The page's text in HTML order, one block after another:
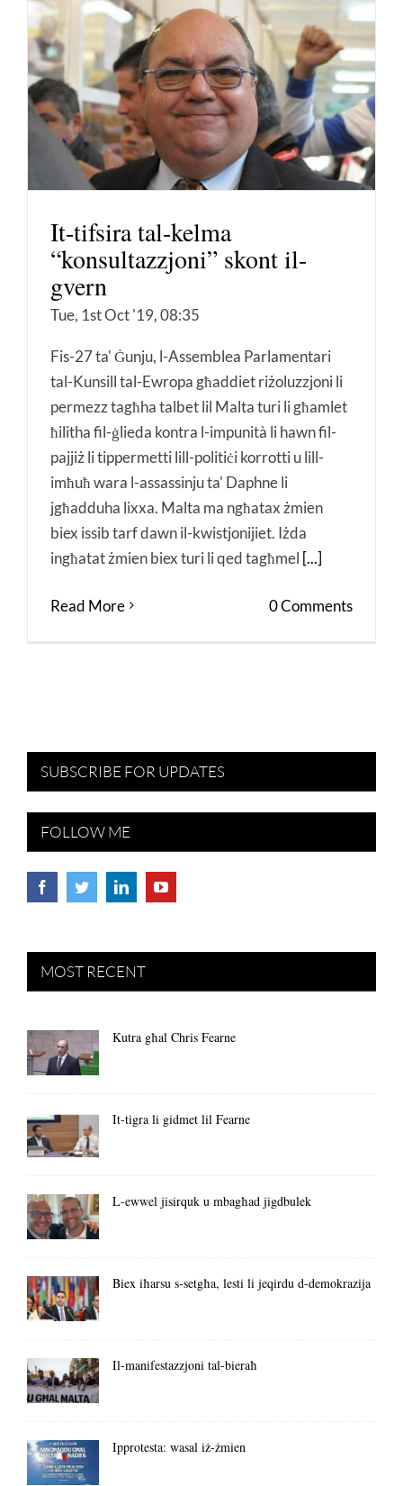
It-tifsira tal-kelma
“konsultazzjoni” skont il-
gvern
Tue, 1st Oct '19, 08:35
Fis-27 ta' Ġunju, l-Assemblea Parlamentari
tal-Kunsill tal-Ewropa għaddiet riżoluzzjoni li
permezz tagħha talbet lil Malta turi li għamlet
ħilitha fil-ġlieda kontra l-impunità li hawn fil-
pajjiż li tippermetti lill-politiċi korrotti u lill-
imħuħ wara l-assassinju ta' Daphne li
jgħadduha lixxa. Malta ma ngħatax żmien
biex issib tarf dawn il-kwistjonijiet. Iżda
ingħatat żmien biex turi li qed tagħmel [...]
Read More 0 Comments
SUBSCRIBE FOR UPDATES
FOLLOW ME
MOST RECENT
Kutra għal Chris Fearne
It-tigra li gidmet lil Fearne
L-ewwel jisirquk u mbagħad jigdbulek
Biex iħarsu s-setgħa, lesti li jeqirdu d-demokrazija
Il-manifestazzjoni tal-bieraħ
Ipprotesta: wasal iż-żmien